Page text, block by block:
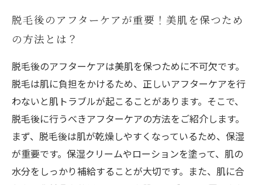
脱毛後のアフターケアが重要！美肌を保つため
の方法とは？
脱毛後のアフターケアは美肌を保つために不可欠です。
脱毛は肌に負担をかけるため、正しいアフターケアを行
わないと肌トラブルが起こることがあります。そこで、
脱毛後に行うべきアフターケアの方法をご紹介します。
まず、脱毛後は肌が乾燥しやすくなっているため、保湿
が重要です。保湿クリームやローションを塗って、肌の
水分をしっかり補給することが大切です。また、肌に合